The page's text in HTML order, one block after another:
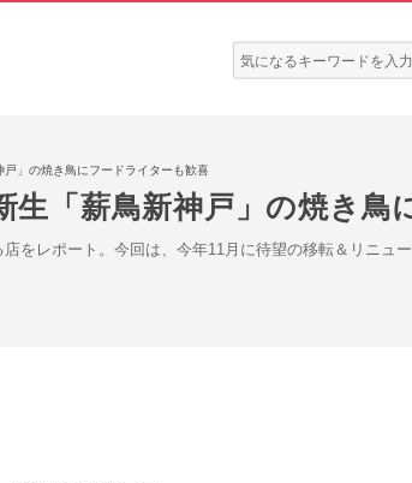
検
索:
」の焼き鳥にフードライターも歓喜
生「薪鳥新神戸」の焼き鳥
をレポート。今回は、今年11月に待望の移転＆リニュ